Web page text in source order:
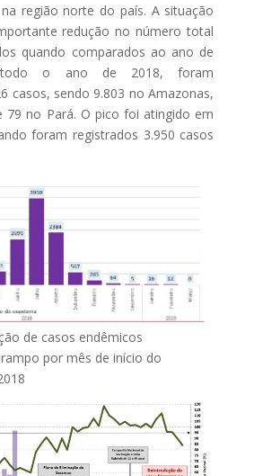
região norte do país. A situação
redução no número total
quando comparados ao ano de
todo o ano de 2018, foram
casos, sendo 9.803 no Amazonas,
79 no Pará. O pico foi atingido em
foram registrados 3.950 casos
de casos endêmicos
por mês de início do